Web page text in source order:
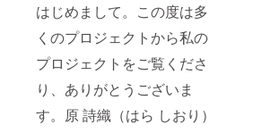
はじめまして。この度は多
くのプロジェクトから私の
プロジェクトをご覧くださ
り、ありがとうございま
す。原 詩織（はら しおり）